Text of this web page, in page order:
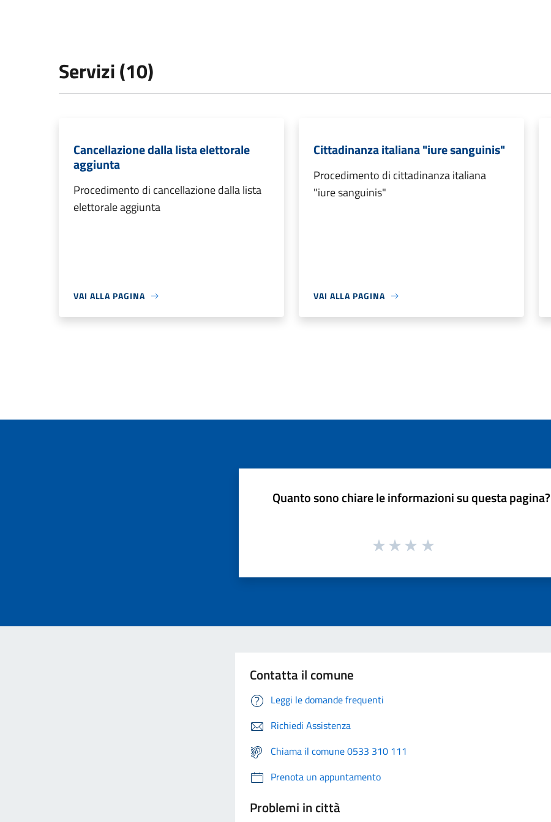
Servizi (10)
Cancellazione dalla lista elettorale
aggiunta
Procedimento di cancellazione dalla lista
elettorale aggiunta
VAI ALLA PAGINA
Cittadinanza italiana "iure sanguinis"
Procedimento di cittadinanza italiana
"iure sanguinis"
VAI ALLA PAGINA
Quanto sono chiare le informazioni su questa pagina?
Contatta il comune
Leggi le domande frequenti
Richiedi Assistenza
Chiama il comune 0533 310 111
Prenota un appuntamento
Problemi in città